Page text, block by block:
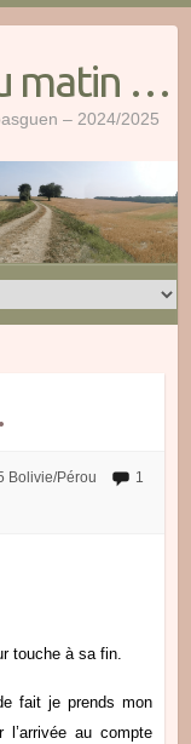
matin …
– 2024/2025
Bolivie/Pérou
1
touche à sa fin.
fait je prends mon
l’arrivée au compte